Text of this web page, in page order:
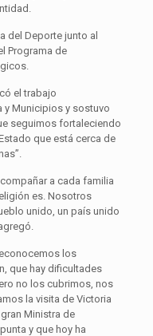
del Deporte junto al
Programa de
el trabajo
y Municipios y sostuvo
seguimos fortaleciendo
que está cerca de
a cada familia
es. Nosotros
unido, un país unido
los
que hay dificultades
no los cubrimos, nos
la visita de Victoria
Ministra de
y que hoy ha